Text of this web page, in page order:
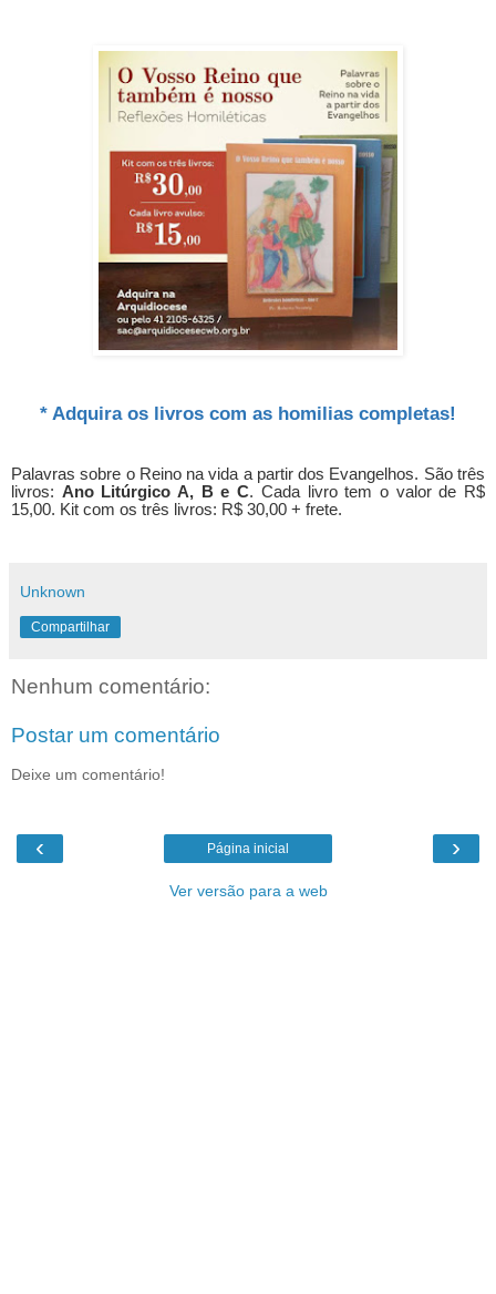
* Adquira os livros com as homilias completas!
Palavras sobre o Reino na vida a partir dos Evangelhos. São três
livros: Ano Litúrgico A, B e C. Cada livro tem o valor de R$
15,00. Kit com os três livros: R$ 30,00 + frete.
Unknown
Compartilhar
Nenhum comentário:
Postar um comentário
Deixe um comentário!
‹ ›
Página inicial
Ver versão para a web